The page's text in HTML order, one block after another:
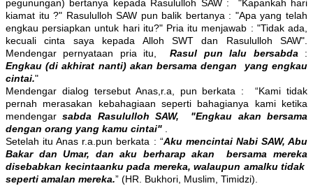
pegunungan) bertanya kepada Rasululloh SAW : "Kapankah hari
kiamat itu ?" Rasululloh SAW pun balik bertanya : "Apa yang telah
engkau persiapkan untuk hari itu?" Pria itu menjawab : "Tidak ada,
kecuali cinta saya kepada Alloh SWT dan Rasululloh SAW".
Mendengar pernyataan pria itu,Rasul pun lalu bersabda:
Engkau (di akhirat nanti) akan bersama dengan yang engkau
cintai."
Mendengar dialog tersebut Anas,r.a, pun berkata : “Kami tidak
pernah merasakan kebahagiaan seperti bahagianya kami ketika
mendengarsabda Rasululloh SAW, "Engkau akan bersama
dengan orang yang kamu cintai" .
Setelah itu Anas r.a.pun berkata : “Aku mencintai Nabi SAW, Abu
Bakar dan Umar, dan aku berharap akan bersama mereka
disebabkan kecintaanku pada mereka, walaupun amalku tidak
seperti amalan mereka.” (HR. Bukhori, Muslim, Timidzi).